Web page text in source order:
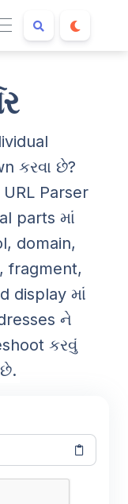
કરવા છે?
Parser
parts માં
domain,
fragment,
display માં
ને
કરવું